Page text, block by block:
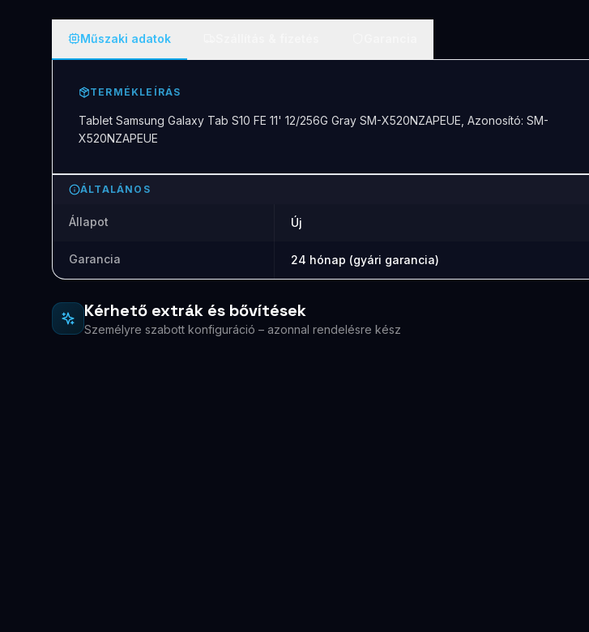
Műszaki adatok
TERMÉKLEÍRÁS
Tablet Samsung Galaxy Tab S10 FE 11' 12/256G Gray SM-X520NZAPEUE, Azonosító: SM-
X520NZAPEUE
ÁLTALÁNOS
Állapot Új
Garancia 24 hónap (gyári garancia)
Kérhető extrák és bővítések
Személyre szabott konfiguráció – azonnal rendelésre kész